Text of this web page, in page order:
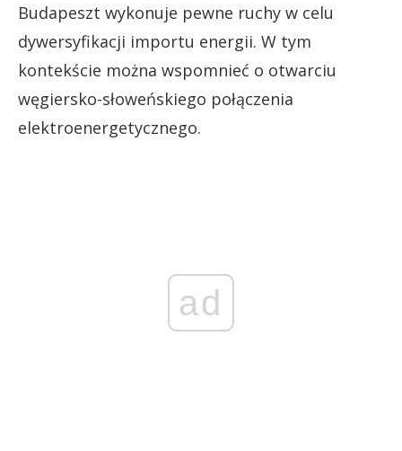
Budapeszt wykonuje pewne ruchy w celu
dywersyfikacji importu energii. W tym
kontekście można wspomnieć o otwarciu
węgiersko-słoweńskiego połączenia
elektroenergetycznego.
ad